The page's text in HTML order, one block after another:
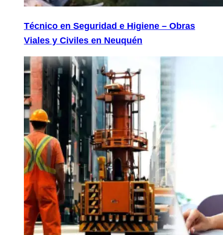
Técnico en Seguridad e Higiene – Obras
Viales y Civiles en Neuquén